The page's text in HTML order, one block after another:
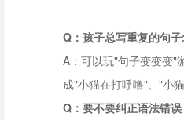
Q：孩子总写重复的句子
A：可以玩"句子变变变"
成"小猫在打呼噜"、"小
Q：要不要纠正语法错误